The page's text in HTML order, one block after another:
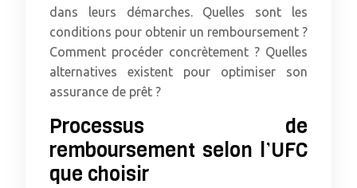
dans leurs démarches. Quelles sont les
conditions pour obtenir un remboursement ?
Comment procéder concrètement ? Quelles
alternatives existent pour optimiser son
assurance de prêt ?
Processus de
remboursement selon l’UFC
que choisir